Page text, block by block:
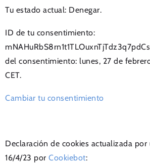
Tu estado actual: Denegar.
ID de tu consentimiento:
del consentimiento: lunes, 27 de
CET.
Cambiar tu consentimiento
Declaración de cookies actualizada
16/4/23 por Cookiebot: